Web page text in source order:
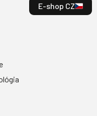
E-shop CZ